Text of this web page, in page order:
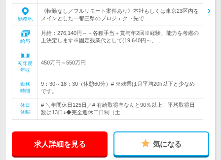
勤務地
《転勤なし／フルリモート案件あり》本社もしくは東京23区内を
メインとした一都三県のプロジェクト先で…
給与
月給：276,140円～＋各種手当＋賞与年2回※経験、能力を考慮の
上決定します※固定残業代として(19,640円～、…
初年度
年収
450万円～550万円
勤務
時間
9：30～18：30（休憩60分）# ※残業は月平均20h以下と少なめ
です。
休日
休暇
# ＼年間休日125日／# 有給取得率なんと90％以上！平均取得日
数は13日♪◆完全週休二日制（土…
求人詳細を見る 気になる